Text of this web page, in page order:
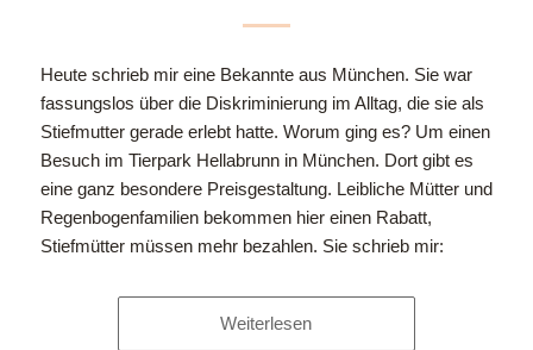
Heute schrieb mir eine Bekannte aus München. Sie war
fassungslos über die Diskriminierung im Alltag, die sie als
Stiefmutter gerade erlebt hatte. Worum ging es? Um einen
Besuch im Tierpark Hellabrunn in München. Dort gibt es
eine ganz besondere Preisgestaltung. Leibliche Mütter und
Regenbogenfamilien bekommen hier einen Rabatt,
Stiefmütter müssen mehr bezahlen. Sie schrieb mir:
Weiterlesen